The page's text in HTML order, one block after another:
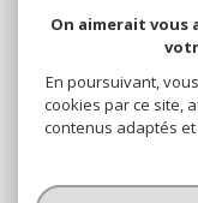
©
On aimerait vous
En poursuivant,
cookies par ce site,
contenus adaptés